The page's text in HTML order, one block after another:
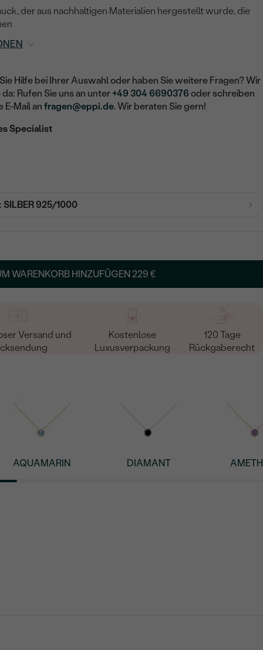
der aus nachhaltigen Materialien hergestellt wurde, die
Hilfe bei Ihrer Auswahl oder haben Sie weitere Fragen? Wir
Rufen Sie uns an unter +49 304 6690376 oder schreiben
E-Mail anfragen@eppi.de. Wir beraten Sie gern!
Specialist
SILBER 925/1000
WARENKORB HINZUFÜGEN 229 €
Versand und
Kostenlose
Luxusverpackung
120 Tage
Rückgaberecht
AQUAMARIN DIAMANT